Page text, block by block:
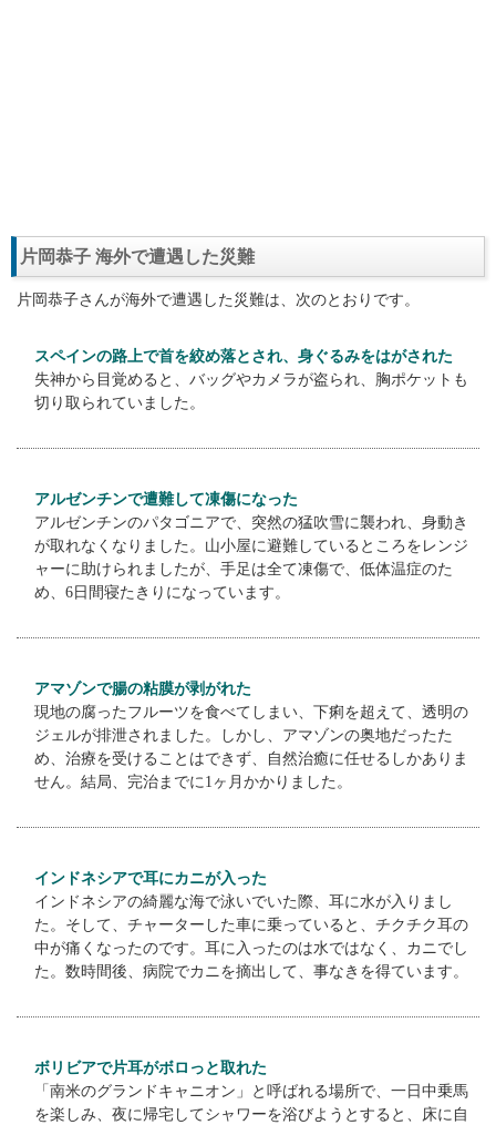
片岡恭子 海外で遭遇した災難
片岡恭子さんが海外で遭遇した災難は、次のとおりです。
スペインの路上で首を絞め落とされ、身ぐるみをはがされた
失神から目覚めると、バッグやカメラが盗られ、胸ポケットも
切り取られていました。
アルゼンチンで遭難して凍傷になった
アルゼンチンのパタゴニアで、突然の猛吹雪に襲われ、身動き
が取れなくなりました。山小屋に避難しているところをレンジ
ャーに助けられましたが、手足は全て凍傷で、低体温症のた
め、6日間寝たきりになっています。
アマゾンで腸の粘膜が剥がれた
現地の腐ったフルーツを食べてしまい、下痢を超えて、透明の
ジェルが排泄されました。しかし、アマゾンの奥地だったた
め、治療を受けることはできず、自然治癒に任せるしかありま
せん。結局、完治までに1ヶ月かかりました。
インドネシアで耳にカニが入った
インドネシアの綺麗な海で泳いでいた際、耳に水が入りまし
た。そして、チャーターした車に乗っていると、チクチク耳の
中が痛くなったのです。耳に入ったのは水ではなく、カニでし
た。数時間後、病院でカニを摘出して、事なきを得ています。
ボリビアで片耳がボロっと取れた
「南米のグランドキャニオン」と呼ばれる場所で、一日中乗馬
を楽しみ、夜に帰宅してシャワーを浴びようとすると、床に自